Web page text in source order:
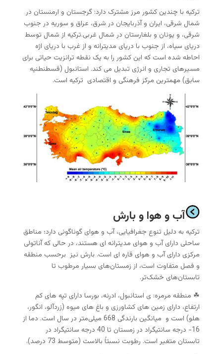
ترکیه با چندین کشور مرز مشترک دارد: گرجستان و ارمنستان در
شمال شرقی، ایران و آذربایجان در شرق، عراق و سوریه در جنوب
شرقی، و یونان و بلغارستان در شمال غربی.ترکیه از شمال توسط
دریای سیاه، از جنوب با دریای مدیترانه و از غرب با دریای اژه
احاطه شده است که این کشور را به یک نقطه ترانزیت حیاتی برای
مسیرهای تجاری و انرژی تبدیل می کند. استانبول (قسطنطنیه
سابق) مهمترین مرکز فرهنگی و اقتصادی ترکیه است.
آب و هوا و بارش
ترکیه به دلیل تنوع جغرافیایی، آب و هوای گوناگونی دارد؛ مناطق
ساحلی دارای آب و هوای مدیترانه ای هستند، در حالی که آناتولی
مرکزی دارای آب و هوای قاره ای است. بارش نیز برحسب منطقه
و فصل متفاوت است، از زمستان‌های بسیار مرطوب تا
تابستان‌های خشک‌تر.
☘ منطقه مرمره: ی استانبول، ادرنه، بورسا دارای تپه های کم
ارتفاع، دارای زمین های کشاورزی و باغ های میوه (زردآلو، انگور،
هلو) است و میانگین بارندگی 668 میلی‌متر در سال است. دما از
16- درجه سانتیگراد در زمستان تا 40 درجه سانتیگراد در
تابستان متغیر است. رطوبت نسبتاً بالاست (متوسط 73 درصد).